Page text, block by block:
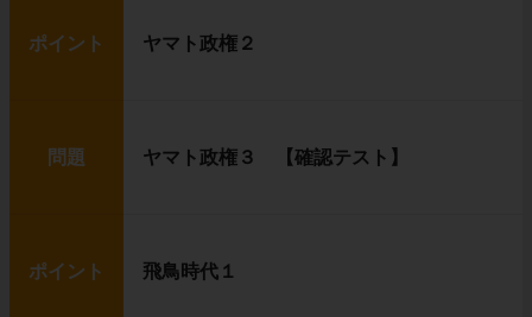
ポイント ヤマト政権２
問題 ヤマト政権３ 【確認テスト】
ポイント 飛鳥時代１